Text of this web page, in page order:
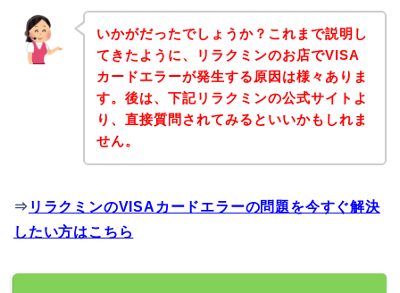
いかがだったでしょうか？これまで説明し
てきたように、リラクミンのお店でVISA
カードエラーが発生する原因は様々ありま
す。後は、下記リラクミンの公式サイトよ
り、直接質問されてみるといいかもしれま
せん。
⇒ リラクミンのVISAカードエラーの問題を今すぐ解決
したい方はこちら